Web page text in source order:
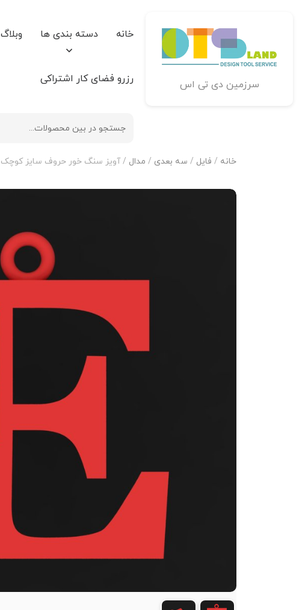
سرزمین دی تی اس
خانه دسته بندی ها وبلاگ
رزرو فضای کار اشتراکی
خانه / فایل / سه بعدی / مدال / آویز سنگ خور حروف سایز کوچک H-MAYA-S-05